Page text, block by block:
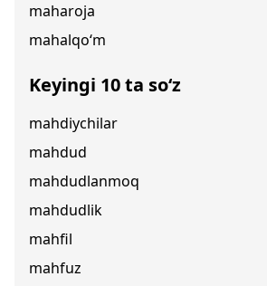
maharoja
mahalqo‘m
Keyingi 10 ta so‘z
mahdiychilar
mahdud
mahdudlanmoq
mahdudlik
mahfil
mahfuz